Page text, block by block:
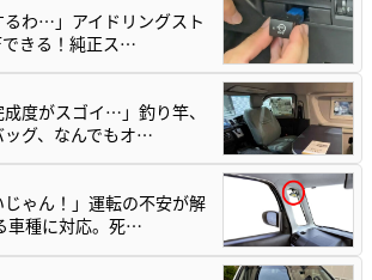
るわ…」アイドリングスト
できる！純正ス…
度がスゴイ…」釣り竿、
ッグ、なんでもオ…
じゃん！」運転の不安が解
車種に対応。死…